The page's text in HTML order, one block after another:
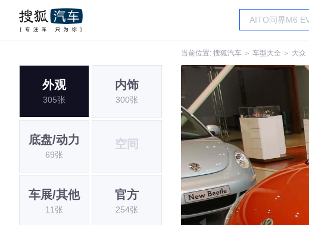
当前位置: 搜狐汽车 ＞ 车型大全 ＞ 大众
外观
305张
内饰
300张
底盘/动力
69张
空间
车展/其他
11张
官方
254张